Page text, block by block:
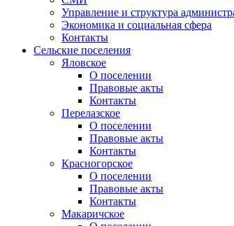
Управление и структура
Экономика и социальная сфера
Контакты
Сельские поселения
Яловское
О поселении
Правовые акты
Контакты
Перелазское
О поселении
Правовые акты
Контакты
Красногорское
О поселении
Правовые акты
Контакты
Макаричское